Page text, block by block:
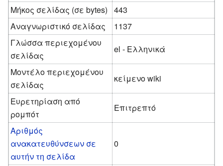
Μήκος σελίδας (σε bytes)
443
Αναγνωριστικό σελίδας
1137
Γλώσσα περιεχομένου
σελίδας
el - Ελληνικά
Μοντέλο περιεχομένου
σελίδας
κείμενο wiki
Ευρετηρίαση από
ρομπότ
Επιτρεπτό
Αριθμός
ανακατευθύνσεων σε
αυτήν τη σελίδα
0